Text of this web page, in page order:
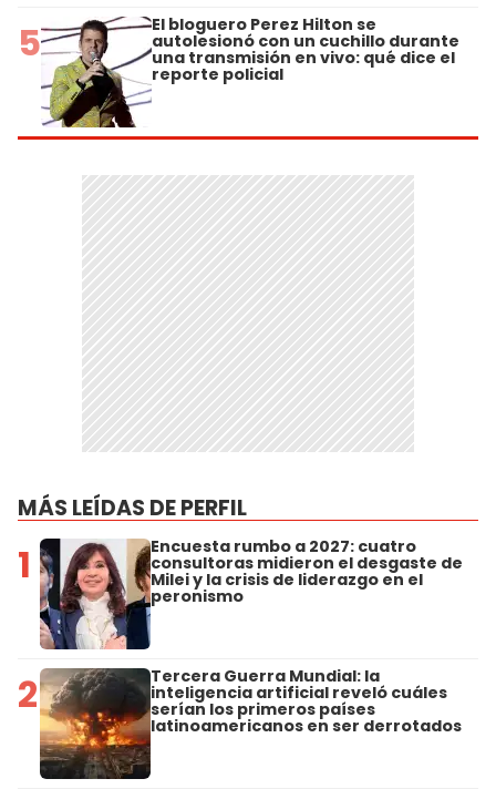
5 El bloguero Perez Hilton se
autolesionó con un cuchillo durante
una transmisión en vivo: qué dice el
reporte policial
MÁS LEÍDAS DE PERFIL
1 Encuesta rumbo a 2027: cuatro
consultoras midieron el desgaste de
Milei y la crisis de liderazgo en el
peronismo
2 Tercera Guerra Mundial: la
inteligencia artificial reveló cuáles
serían los primeros países
latinoamericanos en ser derrotados